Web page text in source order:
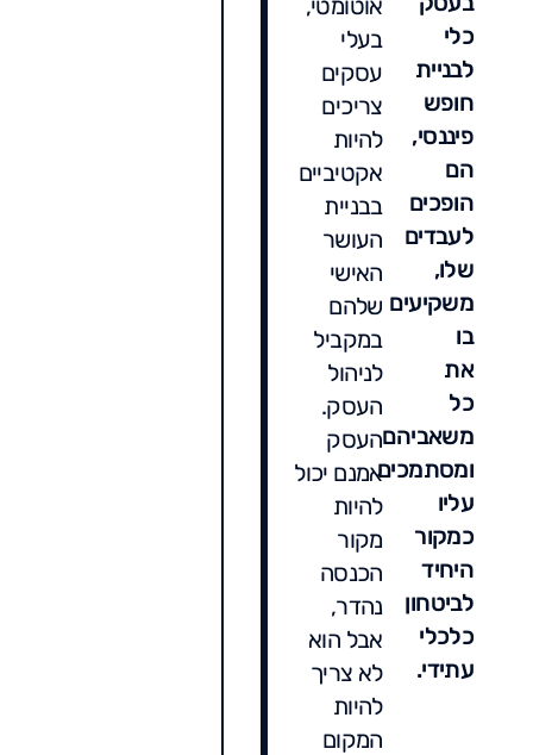
כלי
לבניית
חופש
פיננסי,
הם
הופכים
לעבדים
שלו,
משקיעים
בו
את
כל
משאביהם
ומסתמכים
עליו
כמקור
היחיד
לביטחון
כלכלי
עתידי.
אוטומטי,
בעלי
עסקים
צריכים
להיות
אקטיביים
בבניית
העושר
האישי
שלהם
במקביל
לניהול
העסק.
העסק
אמנם יכול
להיות
מקור
הכנסה
נהדר,
אבל הוא
לא צריך
להיות
המקום